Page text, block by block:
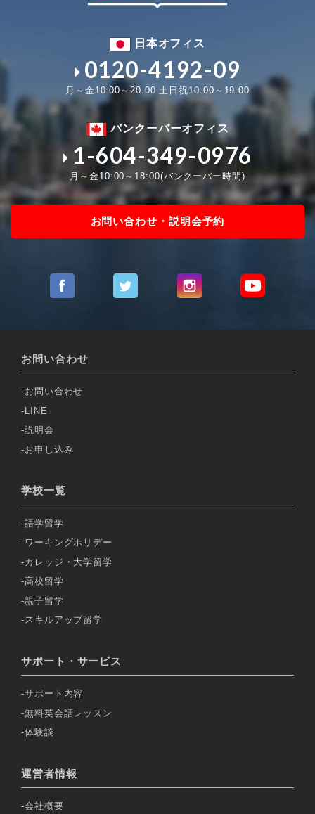
日本オフィス
0120-4192-09
月～金10:00～20:00 土日祝10:00～19:00
バンクーバーオフィス
1-604-349-0976
月～金10:00～18:00(バンクーバー時間)
お問い合わせ・説明会予約
お問い合わせ
お問い合わせ
LINE
説明会
お申し込み
学校一覧
語学留学
ワーキングホリデー
カレッジ・大学留学
高校留学
親子留学
スキルアップ留学
サポート・サービス
サポート内容
無料英会話レッスン
体験談
運営者情報
会社概要